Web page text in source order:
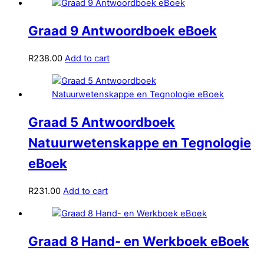
Graad 9 Antwoordboek eBoek
R238.00 Add to cart
Graad 5 Antwoordboek
Natuurwetenskappe en Tegnologie
eBoek
R231.00 Add to cart
Graad 8 Hand- en Werkboek eBoek